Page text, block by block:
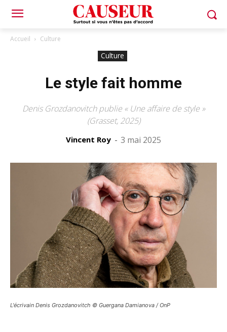
Accueil Culture
Culture
Le style fait homme
Denis Grozdanovitch publie « Une affaire de style »
(Grasset, 2025)
Vincent Roy - 3 mai 2025
L'écrivain Denis Grozdanovitch © Guergana Damianova / OnP